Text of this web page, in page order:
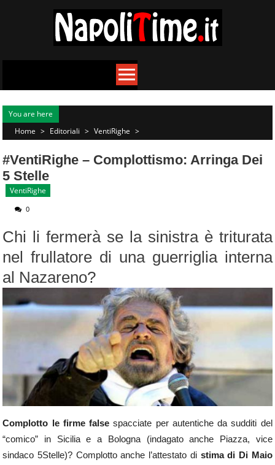
You are here
Home > Editoriali > VentiRighe >
#VentiRighe – Complottismo: Arringa Dei
5 Stelle
VentiRighe
0
Chi li fermerà se la sinistra è triturata
nel frullatore di una guerriglia interna
al Nazareno?
Complotto le firme false spacciate per autentiche da sudditi del
“comico” in Sicilia e a Bologna (indagato anche Piazza, vice
sindaco 5Stelle)? Complotto anche l’attestato di stima di Di Maio